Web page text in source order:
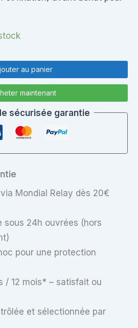
au panier
maintenant
sécurisée garantie
Mondial Relay dès 20€
sous 24h ouvrées (hors
pour une protection
/ 12 mois* – satisfait ou
et sélectionnée par